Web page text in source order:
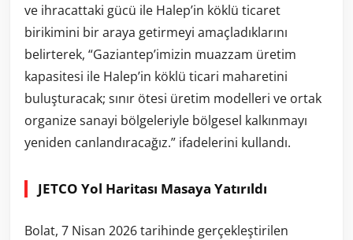
ve ihracattaki gücü ile Halep’in köklü ticaret
birikimini bir araya getirmeyi amaçladıklarını
belirterek, “Gaziantep’imizin muazzam üretim
kapasitesi ile Halep’in köklü ticari maharetini
buluşturacak; sınır ötesi üretim modelleri ve ortak
organize sanayi bölgeleriyle bölgesel kalkınmayı
yeniden canlandıracağız.” ifadelerini kullandı.
JETCO Yol Haritası Masaya Yatırıldı
Bolat, 7 Nisan 2026 tarihinde gerçekleştirilen